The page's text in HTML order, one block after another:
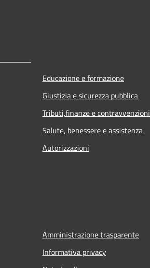
Educazione e formazione
Giustizia e sicurezza pubblica
Tributi,finanze e contravvenzioni
Salute, benessere e assistenza
Autorizzazioni
Amministrazione trasparente
Informativa privacy